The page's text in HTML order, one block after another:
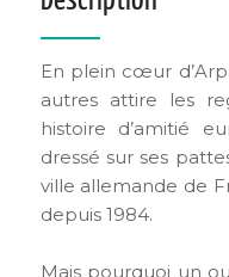
En plein cœur
autres attire les
histoire d’amitié
dressé sur ses
ville allemande de
depuis 1984.
Mais pourquoi un